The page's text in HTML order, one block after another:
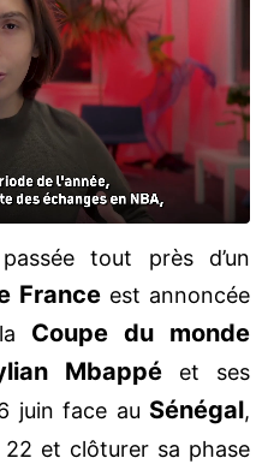
tout près d’un
France est annoncée
Coupe du monde
Mbappé
et ses
juin face au Sénégal,
22 et clôturer sa phase